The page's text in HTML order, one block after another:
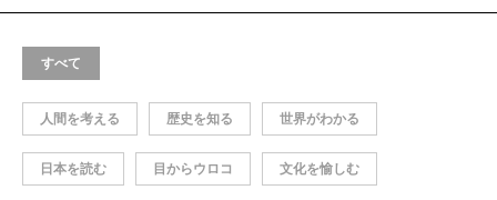
すべて
人間を考える 歴史を知る 世界がわかる
日本を読む 目からウロコ 文化を愉しむ